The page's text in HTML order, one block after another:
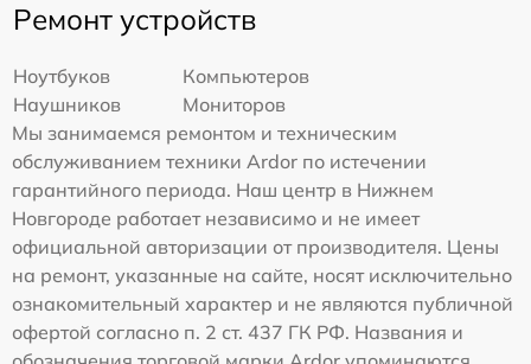
Ремонт устройств
Ноутбуков
Компьютеров
Наушников
Мониторов
Мы занимаемся ремонтом и техническим
обслуживанием техники Ardor по истечении
гарантийного периода. Наш центр в Нижнем
Новгороде работает независимо и не имеет
официальной авторизации от производителя. Цены
на ремонт, указанные на сайте, носят исключительно
ознакомительный характер и не являются публичной
офертой согласно п. 2 ст. 437 ГК РФ. Названия и